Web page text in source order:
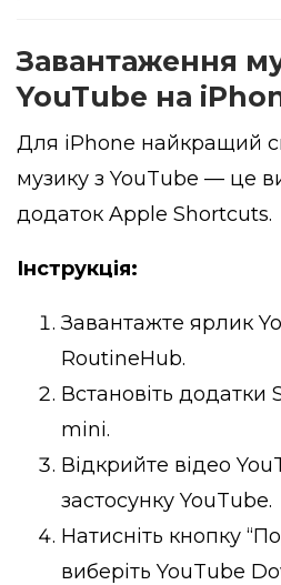
Завантаження
YouTube на
Для iPhone найкращий
музику з YouTube — це
додаток Apple Shortcuts.
Інструкція:
Завантажте ярлик
RoutineHub.
Встановіть додатки
mini.
Відкрийте відео
застосунку YouTube.
Натисніть кнопку
виберіть YouTube